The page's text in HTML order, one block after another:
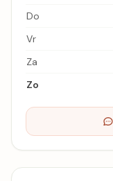
Do
Vr
Za
Zo